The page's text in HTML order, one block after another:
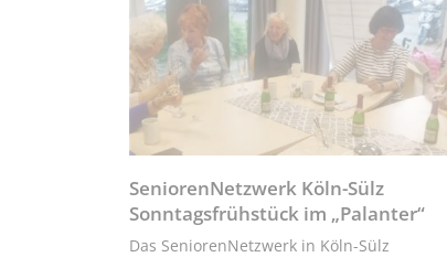
SeniorenNetzwerk Köln-Sülz
Sonntagsfrühstück im „Palanter“
Das SeniorenNetzwerk in Köln-Sülz